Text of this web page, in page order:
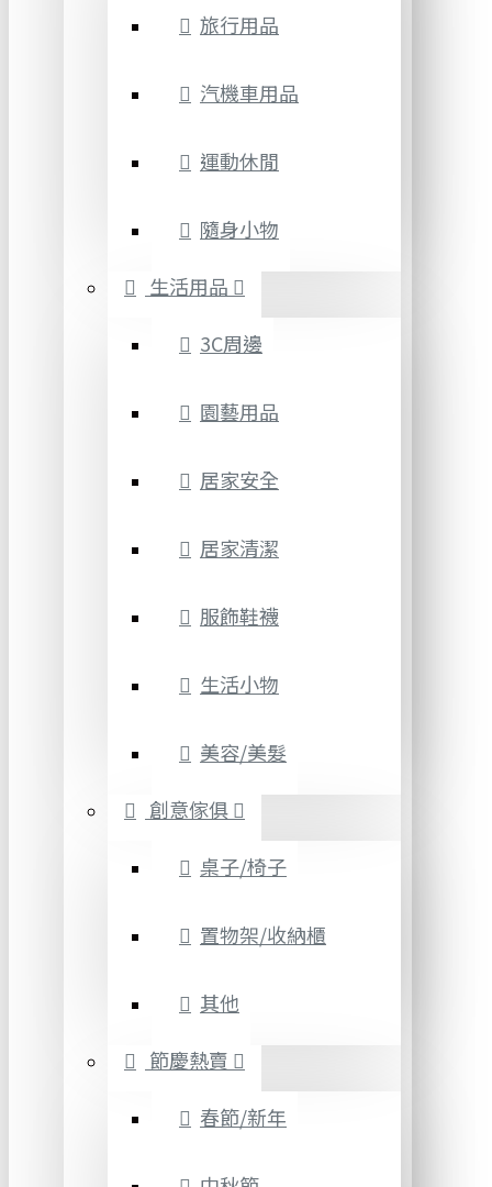
旅行用品
汽機車用品
運動休閒
隨身小物
生活用品
3C周邊
園藝用品
居家安全
居家清潔
服飾鞋襪
生活小物
美容/美髮
創意傢俱
桌子/椅子
置物架/收納櫃
其他
節慶熱賣
春節/新年